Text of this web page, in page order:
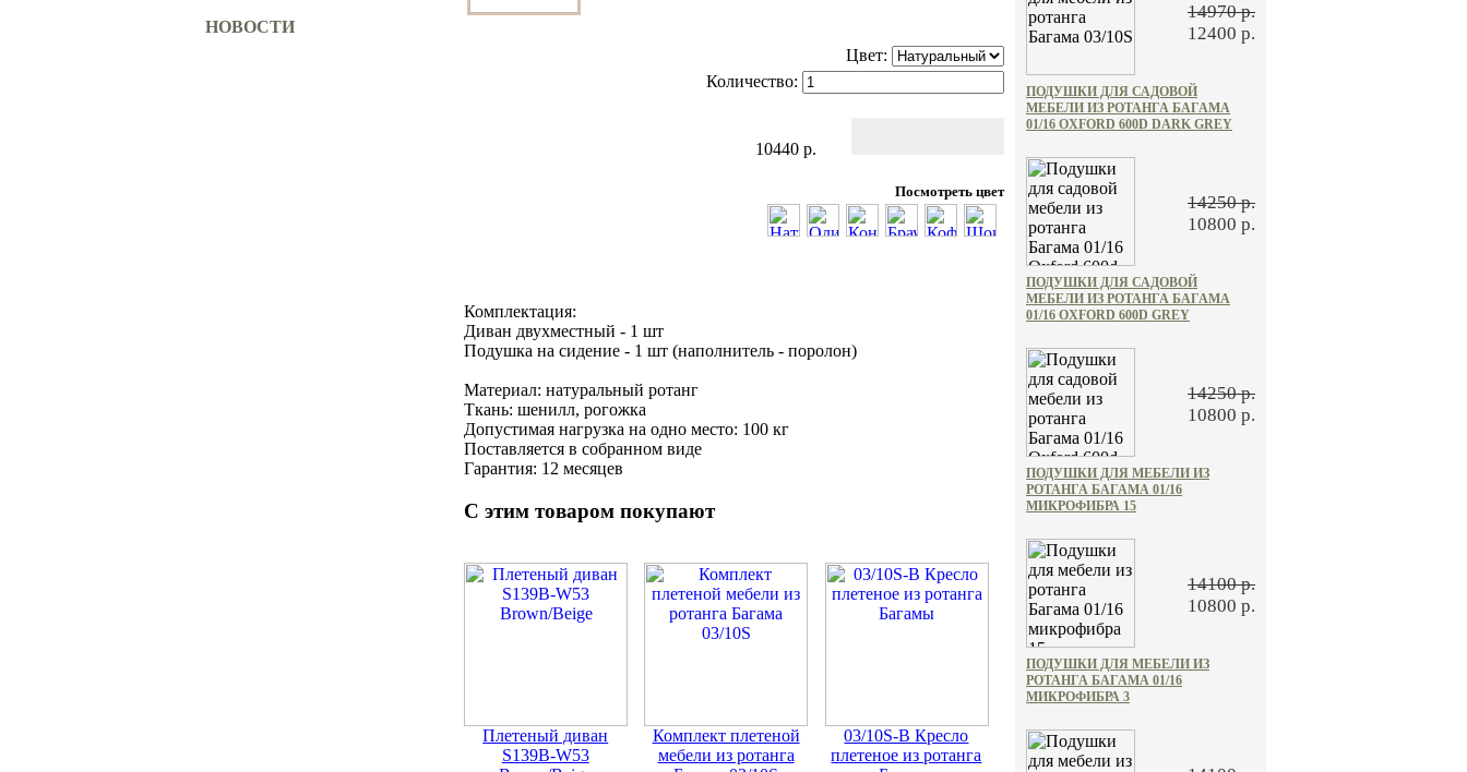
НОВОСТИ
Цвет:
Количество:
10440 р.
Посмотреть цвет
Комплектация:
Диван двухместный - 1 шт
Подушка на сидение - 1 шт (наполнитель - поролон)
Материал: натуральный ротанг
Ткань: шенилл, рогожка
Допустимая нагрузка на одно место: 100 кг
Поставляется в собранном виде
Гарантия: 12 месяцев
С этим товаром покупают
Плетеный диван
S139B-W53
Комплект плетеной
мебели из ротанга
03/10S-В Кресло
плетеное из ротанга
14970 р.
12400 р.
ПОДУШКИ ДЛЯ САДОВОЙ
МЕБЕЛИ ИЗ РОТАНГА БАГАМА
01/16 OXFORD 600D DARK GREY
14250 р.
10800 р.
ПОДУШКИ ДЛЯ САДОВОЙ
МЕБЕЛИ ИЗ РОТАНГА БАГАМА
01/16 OXFORD 600D GREY
14250 р.
10800 р.
ПОДУШКИ ДЛЯ МЕБЕЛИ ИЗ
РОТАНГА БАГАМА 01/16
МИКРОФИБРА 15
14100 р.
10800 р.
ПОДУШКИ ДЛЯ МЕБЕЛИ ИЗ
РОТАНГА БАГАМА 01/16
МИКРОФИБРА 3